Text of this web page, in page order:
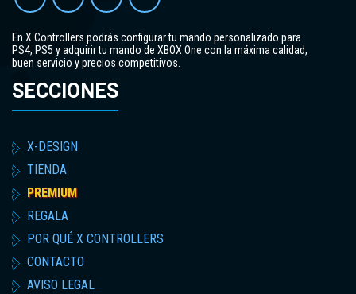
En X Controllers podrás configurar tu mando personalizado para
PS4, PS5 y adquirir tu mando de XBOX One con la máxima calidad,
buen servicio y precios competitivos.
SECCIONES
X-DESIGN
TIENDA
PREMIUM
REGALA
POR QUÉ X CONTROLLERS
CONTACTO
AVISO LEGAL